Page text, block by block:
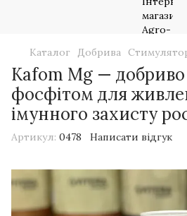
Каталог Добрива
Kafom Mg — добриво
фосфітом для
імунного захисту
Артикул: 0478 Написати відгук